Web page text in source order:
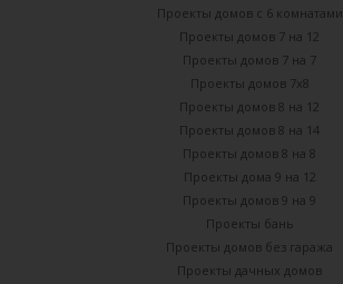
Проекты домов с 6 комнатами
Проекты домов 7 на 12
Проекты домов 7 на 7
Проекты домов 7х8
Проекты домов 8 на 12
Проекты домов 8 на 14
Проекты домов 8 на 8
Проекты дома 9 на 12
Проекты домов 9 на 9
Проекты бань
Проекты домов без гаража
Проекты дачных домов